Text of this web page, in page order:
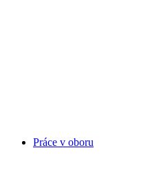
Práce v oboru